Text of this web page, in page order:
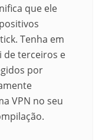
que ele
Tenha em
de terceiros e
por
VPN no seu